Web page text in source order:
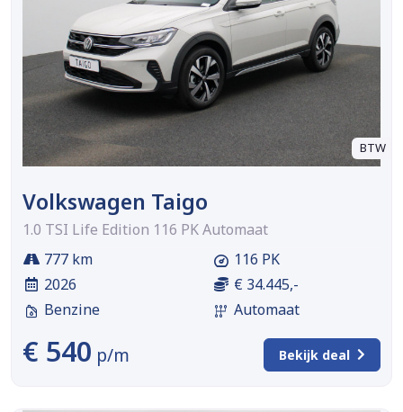
BTW
Volkswagen Taigo
1.0 TSI Life Edition 116 PK Automaat
777 km
2026
Benzine
116 PK
€ 34.445,-
Automaat
€ 540 p/m Bekijk deal